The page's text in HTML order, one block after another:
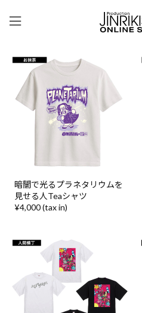
暗闇で光るプラネタリウムを
見せる人Teaシャツ
¥4,000 (tax in)